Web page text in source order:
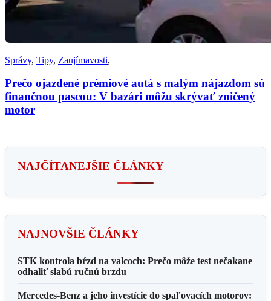
Správy, Tipy, Zaujímavosti,
Prečo ojazdené prémiové autá s malým nájazdom sú
finančnou pascou: V bazári môžu skrývať zničený
motor
NAJČÍTANEJŠIE ČLÁNKY
NAJNOVŠIE ČLÁNKY
STK kontrola bŕzd na valcoch: Prečo môže test nečakane
odhaliť slabú ručnú brzdu
Mercedes-Benz a jeho investície do spaľovacích motorov: